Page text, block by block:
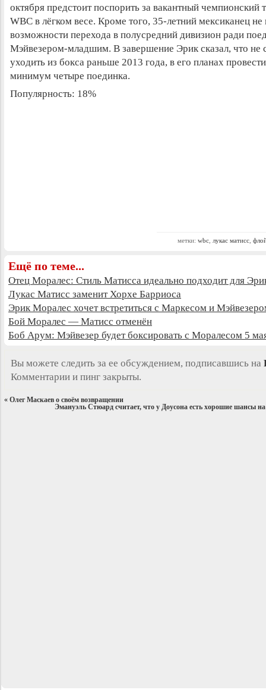
октября предстоит поспорить за вакантный чемпионский
WBC в лёгком весе. Кроме того, 35-летний мексиканец не
возможности перехода в полусредний дивизион ради
Мэйвезером-младшим. В завершение Эрик сказал, что не
уходить из бокса раньше 2013 года, в его планах
минимум четыре поединка.
Популярность: 18%
метки: wbc лукас матисс
Ещё по теме...
Отец Моралес: Стиль Матисса идеально подходит для
Лукас Матисс заменит Хорхе Барриоса
Эрик Моралес хочет встретиться с Маркесом и
Бой Моралес — Матисс отменён
Боб Арум: Мэйвезер будет боксировать с Моралесом 5
Вы можете следить за ее обсуждением, подписавшись на
Комментарии и пинг закрыты.
« Олег Маскаев о своём возвращении
Эмануэль Стюард считает, что у Доусона есть хорошие шансы